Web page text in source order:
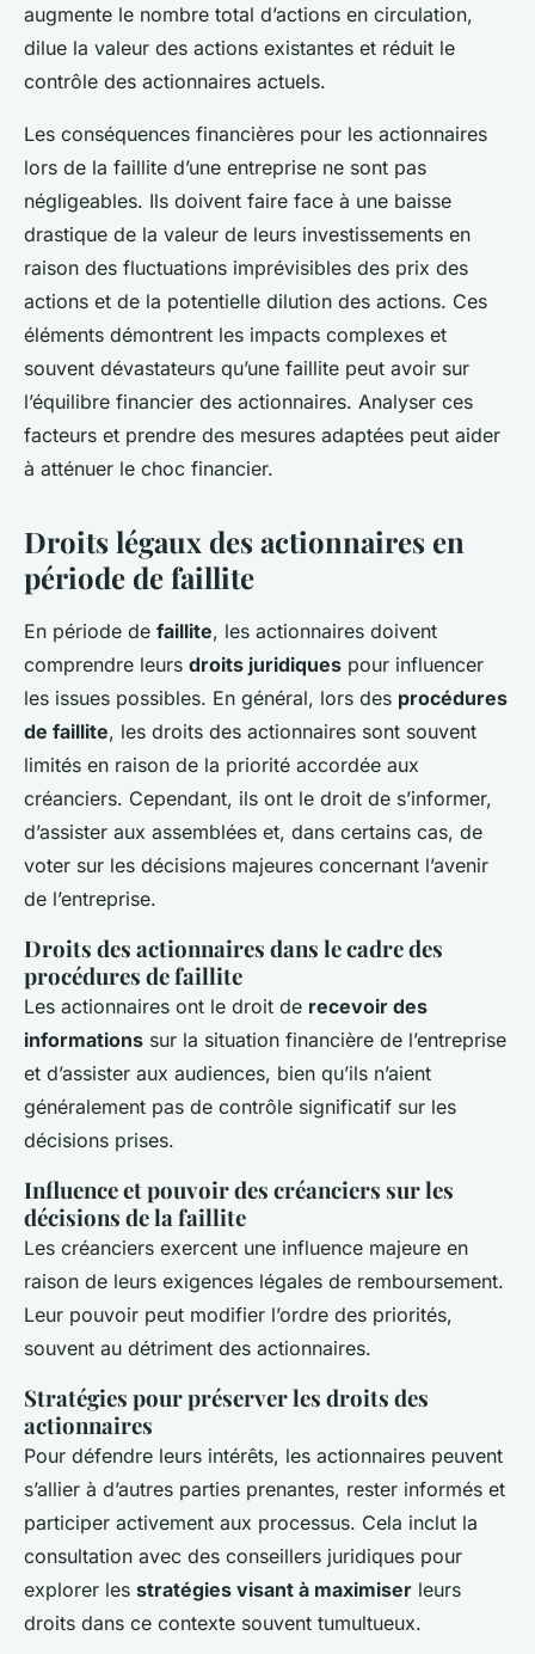
augmente le nombre total d’actions en circulation,
dilue la valeur des actions existantes et réduit le
contrôle des actionnaires actuels.
Les conséquences financières pour les actionnaires
lors de la faillite d’une entreprise ne sont pas
négligeables. Ils doivent faire face à une baisse
drastique de la valeur de leurs investissements en
raison des fluctuations imprévisibles des prix des
actions et de la potentielle dilution des actions. Ces
éléments démontrent les impacts complexes et
souvent dévastateurs qu’une faillite peut avoir sur
l’équilibre financier des actionnaires. Analyser ces
facteurs et prendre des mesures adaptées peut aider
à atténuer le choc financier.
Droits légaux des actionnaires en
période de faillite
En période de faillite, les actionnaires doivent
comprendre leurs droits juridiques pour influencer
les issues possibles. En général, lors des procédures
de faillite, les droits des actionnaires sont souvent
limités en raison de la priorité accordée aux
créanciers. Cependant, ils ont le droit de s’informer,
d’assister aux assemblées et, dans certains cas, de
voter sur les décisions majeures concernant l’avenir
de l’entreprise.
Droits des actionnaires dans le cadre des
procédures de faillite
Les actionnaires ont le droit de recevoir des
informations sur la situation financière de l’entreprise
et d’assister aux audiences, bien qu’ils n’aient
généralement pas de contrôle significatif sur les
décisions prises.
Influence et pouvoir des créanciers sur les
décisions de la faillite
Les créanciers exercent une influence majeure en
raison de leurs exigences légales de remboursement.
Leur pouvoir peut modifier l’ordre des priorités,
souvent au détriment des actionnaires.
Stratégies pour préserver les droits des
actionnaires
Pour défendre leurs intérêts, les actionnaires peuvent
s’allier à d’autres parties prenantes, rester informés et
participer activement aux processus. Cela inclut la
consultation avec des conseillers juridiques pour
explorer les stratégies visant à maximiser leurs
droits dans ce contexte souvent tumultueux.